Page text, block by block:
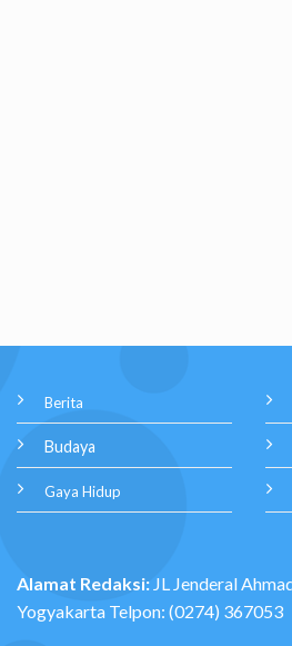
Berita
Budaya
Gaya Hidup
Alamat Redaksi: JL Jenderal
Yogyakarta Telpon: (0274) 367053